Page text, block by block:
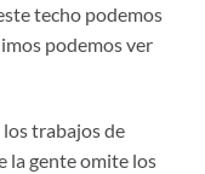
techo podemos
podemos ver
trabajos de
la gente omite los